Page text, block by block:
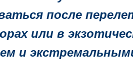
после
или в
и